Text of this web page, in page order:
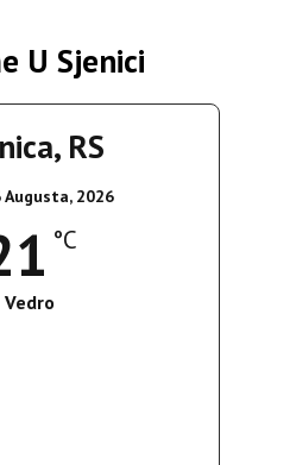
U Sjenici
RS
Augusta, 2026
°C
Vedro